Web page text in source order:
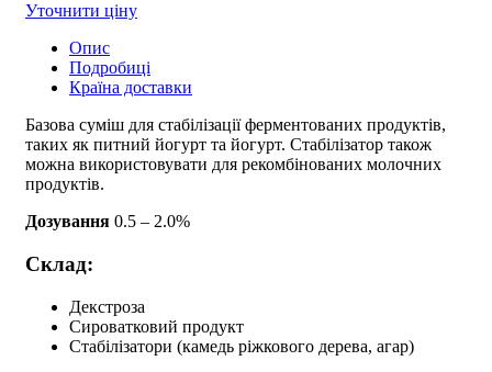
Уточнити ціну
Опис
Подробиці
Країна доставки
Базова суміш для стабілізації ферментованих продуктів,
таких як питний йогурт та йогурт. Стабілізатор також
можна використовувати для рекомбінованих молочних
продуктів.
Дозування 0.5 – 2.0%
Склад:
Декстроза
Сироватковий продукт
Стабілізатори (камедь ріжкового дерева, агар)